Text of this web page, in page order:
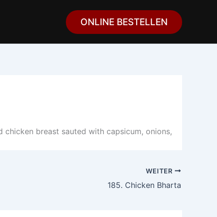
ONLINE BESTELLEN
breast sauted with capsicum, onions,
WEITER
185. Chicken Bharta